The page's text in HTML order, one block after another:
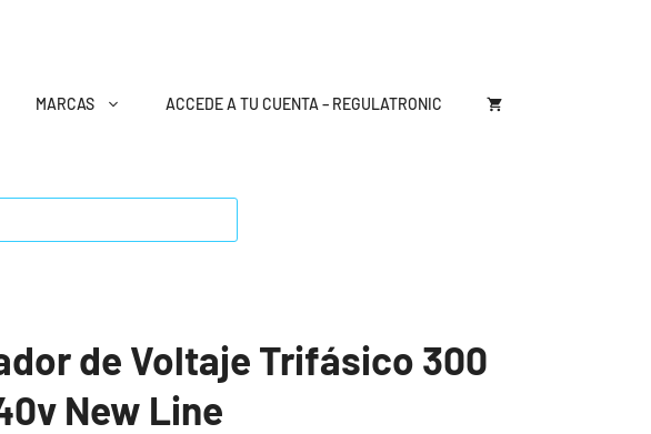
MARCAS ACCEDE A TU CUENTA – REGULATRONIC
de Voltaje Trifásico 300
New Line